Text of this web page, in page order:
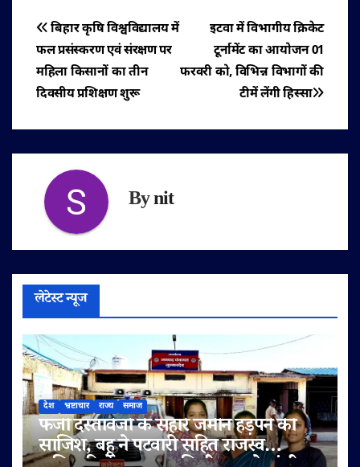
पोस्ट
नेविगेशन
इटवा में विभागीय क्रिकेट
टूर्नामेंट का आयोजन 01
फरवरी को, विभिन्न विभागों की
टीमें लेंगी हिस्सा
बिहार कृषि विश्वविद्यालय में
फल प्रसंस्करण एवं संरक्षण पर
महिला किसानों का तीन
दिवसीय प्रशिक्षण शुरू
Bynit
लेटेस्ट न्यूज
देश भ्रष्टाचार राज्य समाज
फर्जी दस्तावेजों के सहारे जमीन हड़पने की
साजिश, बहू ने पटवारी सहित राजस्व